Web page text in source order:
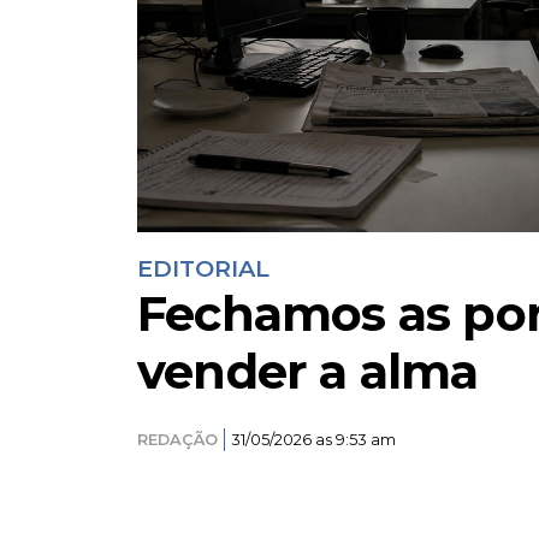
EDITORIAL
Fechamos as
vender a alma
REDAÇÃO 31/05/2026 as 9:53 am